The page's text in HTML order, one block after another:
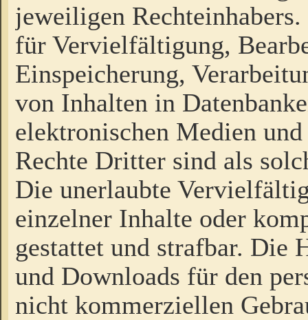
jeweiligen
für Vervielfältigung,
Einspeicherung,
von Inhalten in
elektronischen Medien
Rechte Dritter sind als
Die unerlaubte
einzelner Inhalte oder
gestattet und strafbar. Die
und Downloads für den
nicht kommerziellen